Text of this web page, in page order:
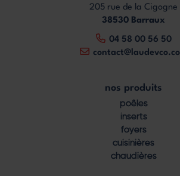
205 rue de la Cigogne
38530 Barraux
04 58 00 56 50
nos produits
poêles
inserts
foyers
cuisinières
chaudières